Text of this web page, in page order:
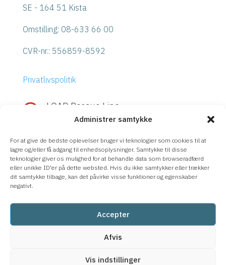
Administrer samtykke
For at give de bedste oplevelser bruger vi teknologier som cookies til at
lagre og/eller få adgang til enhedsoplysninger. Samtykke til disse
teknologier giver os mulighed for at behandle data som browseradfærd
eller unikke ID'er på dette websted. Hvis du ikke samtykker eller trækker
dit samtykke tilbage, kan det påvirke visse funktioner og egenskaber
negativt.
Accepter
Afvis
Vis indstillinger
SE - 164 51 Kista
Omstilling: 08-633 66 00
CVR-nr.: 556859-8592
Privatlivspolitik
 LOAD Rescue Line
Hurtig hjælp med IBM Power eller
Storage?
RingLOAD Rescue Line– direkte kontakt
med vores eksperter, uanset supportaftale.